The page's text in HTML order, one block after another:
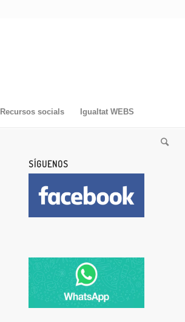
Recursos socials Igualtat WEBS
SÍGUENOS